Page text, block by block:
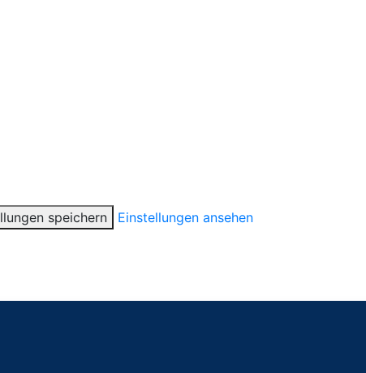
speichern
Einstellungen ansehen